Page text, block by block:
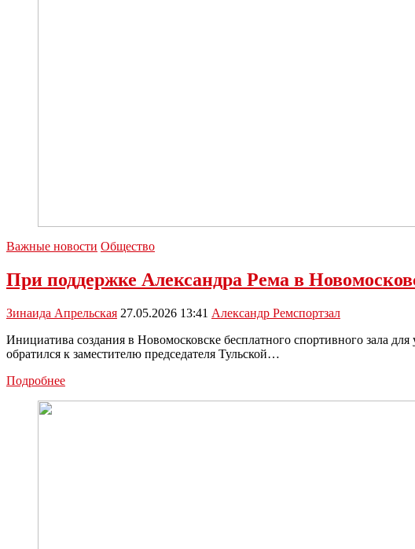
Важные новости Общество
При поддержке Александра Рема в
Зинаида Апрельская 27.05.2026 13:41 Александр Ремспортзал
Инициатива создания в Новомосковске бесплатного спортивного зала
обратился к заместителю председателя Тульской…
ПодробнееПри